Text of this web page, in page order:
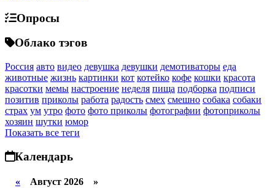
Опросы
Облако тэгов
Россия авто видео девушка девушки демотиваторы еда
животные жизнь картинки кот котейко кофе кошки красота
красотки мемы настроение неделя пища подборка подписи
позитив приколы работа радость смех смешно собака собаки
страх ум утро фото фото приколы фотографии фотоприколы
хозяин шутки юмор
Показать все теги
Календарь
« Август 2026 »